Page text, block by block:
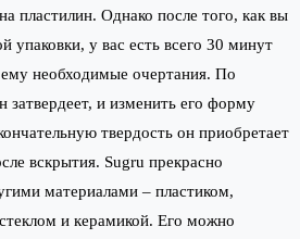
пластилин. Однако после того, как вы
упаковки, у вас есть всего 30 минут
необходимые очертания. По
затвердеет, и изменить его форму
твердость он приобретает
вскрытия. Sugru прекрасно
материалами – пластиком,
и керамикой. Его можно